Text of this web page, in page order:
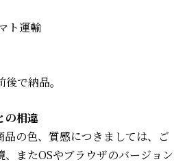
ト運輸
で納品。
の相違
の色、質感につきましては、ご
またOSやブラウザのバージョン